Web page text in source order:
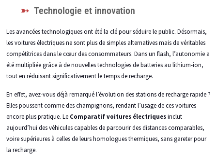
Technologie et innovation
Les avancées technologiques ont été la clé pour séduire le public. Désormais,
les voitures électriques ne sont plus de simples alternatives mais de véritables
compétitrices dans le cœur des consommateurs. Dans un flash, l’autonomie a
été multipliée grâce à de nouvelles technologies de batteries au lithium-ion,
tout en réduisant significativement le temps de recharge.
En effet, avez-vous déjà remarqué l’évolution des stations de recharge rapide ?
Elles poussent comme des champignons, rendant l’usage de ces voitures
encore plus pratique. Le Comparatif voitures électriquesinclut
aujourd’hui des véhicules capables de parcourir des distances comparables,
voire supérieures à celles de leurs homologues thermiques, sans gareter pour
la recharge.